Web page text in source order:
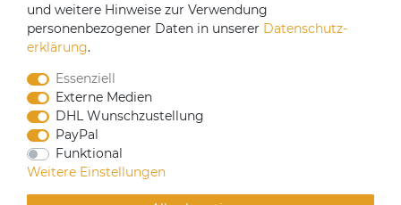
CoffeeB2B hat eine Einkaufsvereinbarung mit
Coffeefair. Sollten Sie den Mindestbestellwert nicht
erreichen, können Sie bei www.coffeefair.de bestellen.
und weitere Hinweise zur Verwendung
personenbezogener Daten in unserer Daten­schutz­
erklärung.
Essenziell
Externe Medien
DHL Wunschzustellung
PayPal
Funktional
Weitere Einstellungen